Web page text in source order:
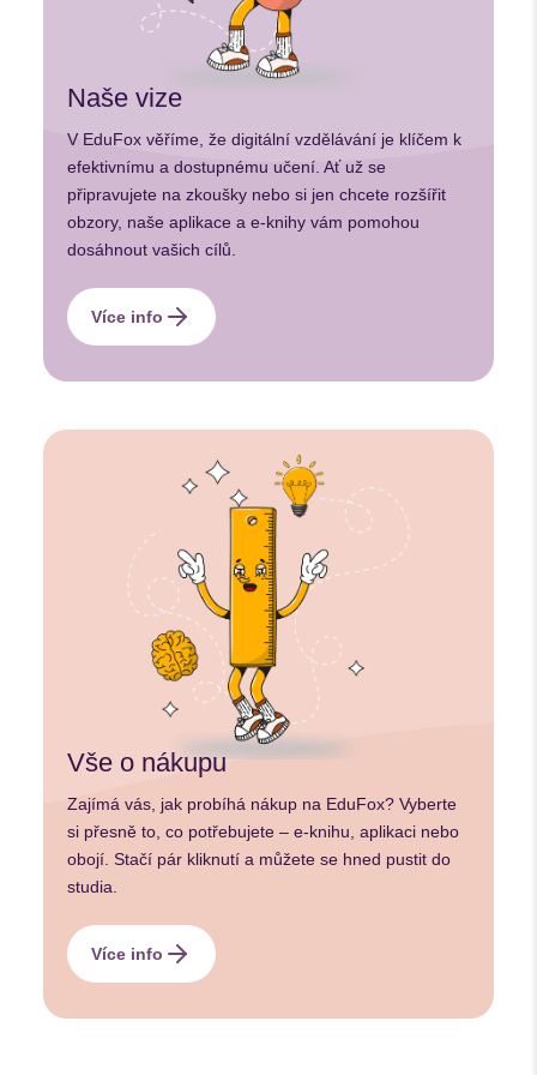
Naše vize
V EduFox věříme, že digitální vzdělávání je klíčem k
efektivnímu a dostupnému učení. Ať už se
připravujete na zkoušky nebo si jen chcete rozšířit
obzory, naše aplikace a e-knihy vám pomohou
dosáhnout vašich cílů.
Více info
Vše o nákupu
Zajímá vás, jak probíhá nákup na EduFox? Vyberte
si přesně to, co potřebujete – e-knihu, aplikaci nebo
obojí. Stačí pár kliknutí a můžete se hned pustit do
studia.
Více info